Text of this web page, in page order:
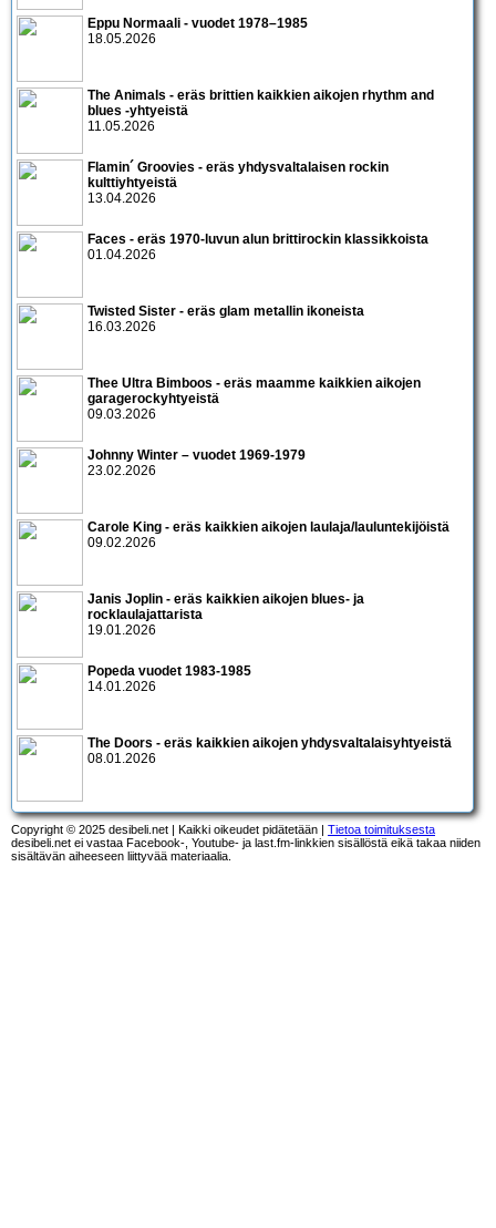
Eppu Normaali - vuodet 1978–1985
18.05.2026
The Animals - eräs brittien kaikkien aikojen rhythm and
blues -yhtyeistä
11.05.2026
Flamin´ Groovies - eräs yhdysvaltalaisen rockin
kulttiyhtyeistä
13.04.2026
Faces - eräs 1970-luvun alun brittirockin klassikkoista
01.04.2026
Twisted Sister - eräs glam metallin ikoneista
16.03.2026
Thee Ultra Bimboos - eräs maamme kaikkien aikojen
garagerockyhtyeistä
09.03.2026
Johnny Winter – vuodet 1969-1979
23.02.2026
Carole King - eräs kaikkien aikojen laulaja/lauluntekijöistä
09.02.2026
Janis Joplin - eräs kaikkien aikojen blues- ja
rocklaulajattarista
19.01.2026
Popeda vuodet 1983-1985
14.01.2026
The Doors - eräs kaikkien aikojen yhdysvaltalaisyhtyeistä
08.01.2026
Copyright © 2025 desibeli.net | Kaikki oikeudet pidätetään | Tietoa toimituksesta
desibeli.net ei vastaa Facebook-, Youtube- ja last.fm-linkkien sisällöstä eikä takaa niiden
sisältävän aiheeseen liittyvää materiaalia.